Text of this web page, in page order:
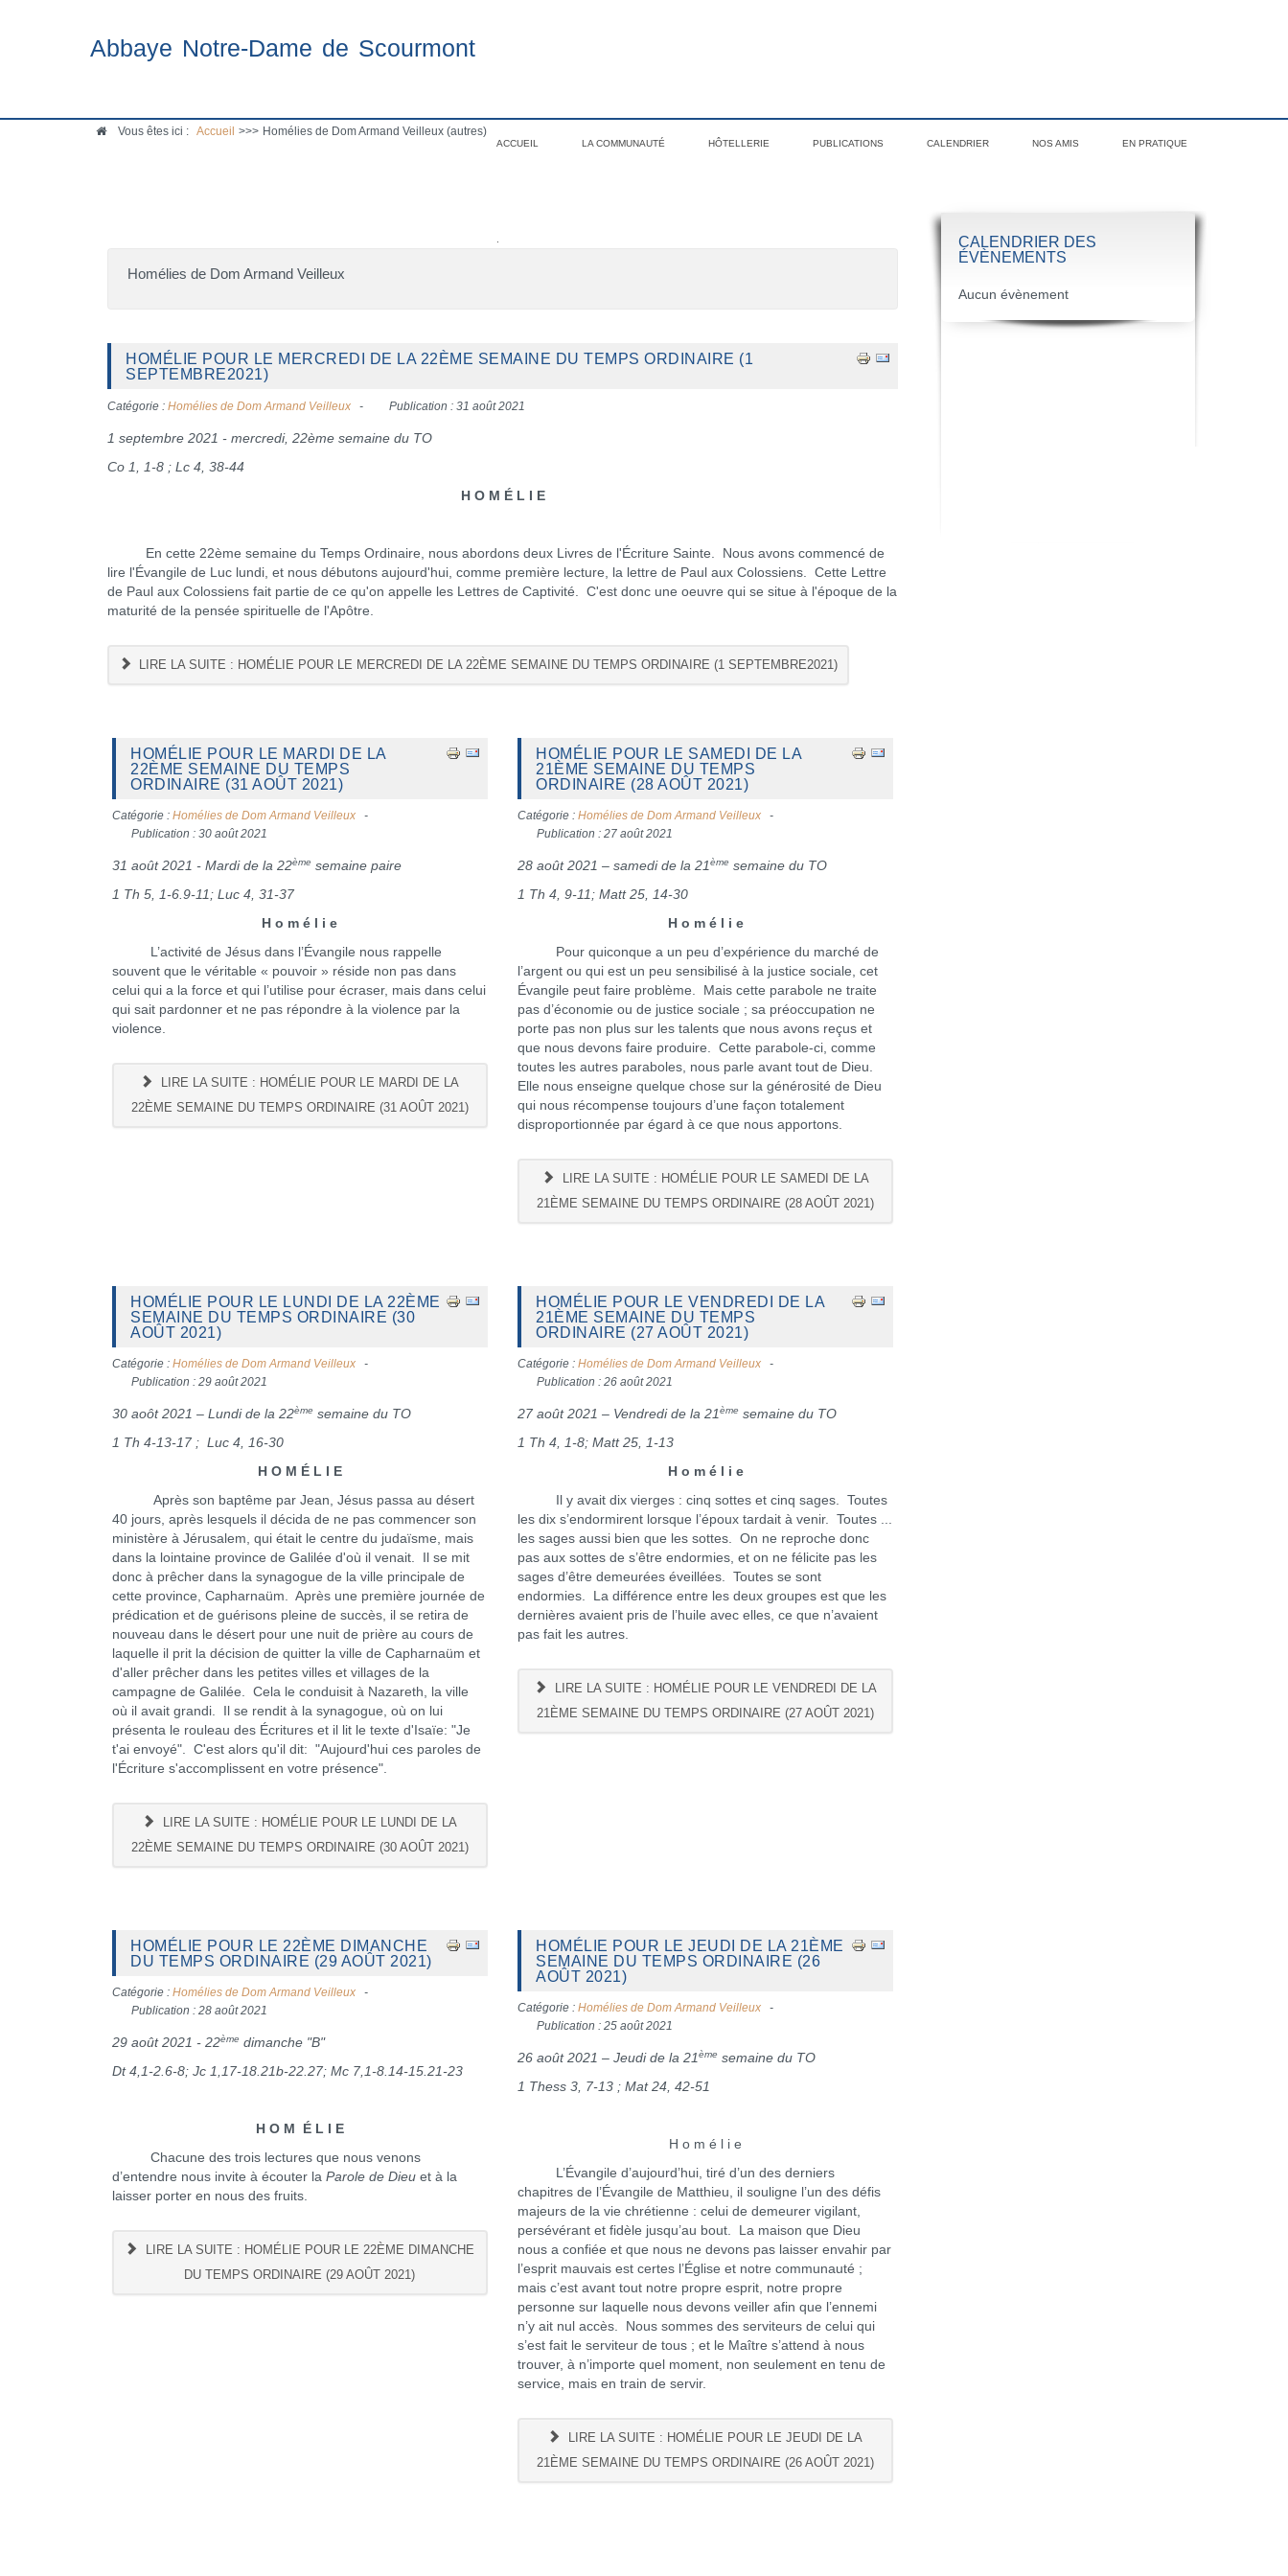
Abbaye Notre-Dame de Scourmont
ACCUEIL LA COMMUNAUTÉ HÔTELLERIE PUBLICATIONS CALENDRIER NOS AMIS EN PRATIQUE
Vous êtes ici : Accueil >>> Homélies de Dom Armand Veilleux (autres)
Homélies de Dom Armand Veilleux
HOMÉLIE POUR LE MERCREDI DE LA 22ÈME SEMAINE DU TEMPS ORDINAIRE (1
SEPTEMBRE2021)
Catégorie : Homélies de Dom Armand Veilleux Publication : 31 août 2021
1 septembre 2021 - mercredi, 22ème semaine du TO
Co 1, 1-8 ; Lc 4, 38-44
H O M É L I E
En cette 22ème semaine du Temps Ordinaire, nous abordons deux Livres de l'Écriture Sainte. Nous avons commencé de
lire l'Évangile de Luc lundi, et nous débutons aujourd'hui, comme première lecture, la lettre de Paul aux Colossiens. Cette Lettre
de Paul aux Colossiens fait partie de ce qu'on appelle les Lettres de Captivité. C'est donc une oeuvre qui se situe à l'époque de la
maturité de la pensée spirituelle de l'Apôtre.
LIRE LA SUITE : HOMÉLIE POUR LE MERCREDI DE LA 22ÈME SEMAINE DU TEMPS ORDINAIRE (1 SEPTEMBRE2021)
HOMÉLIE POUR LE MARDI DE LA
22ÈME SEMAINE DU TEMPS
ORDINAIRE (31 AOÛT 2021)
Catégorie : Homélies de Dom Armand Veilleux
Publication : 30 août 2021
31 août 2021 - Mardi de la 22ème semaine paire
1 Th 5, 1-6.9-11; Luc 4, 31-37
H o m é l i e
L’activité de Jésus dans l’Évangile nous rappelle
souvent que le véritable « pouvoir » réside non pas dans
celui qui a la force et qui l’utilise pour écraser, mais dans celui
qui sait pardonner et ne pas répondre à la violence par la
violence.
LIRE LA SUITE : HOMÉLIE POUR LE MARDI DE LA
22ÈME SEMAINE DU TEMPS ORDINAIRE (31 AOÛT 2021)
HOMÉLIE POUR LE SAMEDI DE LA
21ÈME SEMAINE DU TEMPS
ORDINAIRE (28 AOÛT 2021)
Catégorie :Homélies de Dom Armand Veilleux
Publication : 27 août 2021
28 août 2021 – samedi de la 21ème semaine du TO
1 Th 4, 9-11; Matt 25, 14-30
H o m é l i e
Pour quiconque a un peu d’expérience du marché de
l’argent ou qui est un peu sensibilisé à la justice sociale, cet
Évangile peut faire problème. Mais cette parabole ne traite
pas d’économie ou de justice sociale ; sa préoccupation ne
porte pas non plus sur les talents que nous avons reçus et
que nous devons faire produire. Cette parabole-ci, comme
toutes les autres paraboles, nous parle avant tout de Dieu.
Elle nous enseigne quelque chose sur la générosité de Dieu
qui nous récompense toujours d’une façon totalement
disproportionnée par égard à ce que nous apportons.
LIRE LA SUITE : HOMÉLIE POUR LE SAMEDI DE LA
21ÈME SEMAINE DU TEMPS ORDINAIRE (28 AOÛT 2021)
HOMÉLIE POUR LE LUNDI DE LA 22ÈME
SEMAINE DU TEMPS ORDINAIRE (30
AOÛT 2021)
Catégorie : Homélies de Dom Armand Veilleux
Publication : 29 août 2021
30 aoôt 2021 – Lundi de la 22ème semaine du TO
1 Th 4-13-17 ; Luc 4, 16-30
H O M É L I E
Après son baptême par Jean, Jésus passa au désert
40 jours, après lesquels il décida de ne pas commencer son
ministère à Jérusalem, qui était le centre du judaïsme, mais
dans la lointaine province de Galilée d'où il venait. Il se mit
donc à prêcher dans la synagogue de la ville principale de
cette province, Capharnaüm. Après une première journée de
prédication et de guérisons pleine de succès, il se retira de
nouveau dans le désert pour une nuit de prière au cours de
laquelle il prit la décision de quitter la ville de Capharnaüm et
d'aller prêcher dans les petites villes et villages de la
campagne de Galilée. Cela le conduisit à Nazareth, la ville
où il avait grandi. Il se rendit à la synagogue, où on lui
présenta le rouleau des Écritures et il lit le texte d'Isaïe: "Je
t'ai envoyé". C'est alors qu'il dit: "Aujourd'hui ces paroles de
l'Écriture s'accomplissent en votre présence".
LIRE LA SUITE : HOMÉLIE POUR LE LUNDI DE LA
22ÈME SEMAINE DU TEMPS ORDINAIRE (30 AOÛT 2021)
HOMÉLIE POUR LE VENDREDI DE LA
21ÈME SEMAINE DU TEMPS
ORDINAIRE (27 AOÛT 2021)
Catégorie :Homélies de Dom Armand Veilleux
Publication : 26 août 2021
27 août 2021 – Vendredi de la 21ème semaine du TO
1 Th 4, 1-8; Matt 25, 1-13
H o m é l i e
Il y avait dix vierges : cinq sottes et cinq sages. Toutes
les dix s’endormirent lorsque l’époux tardait à venir. Toutes ...
les sages aussi bien que les sottes. On ne reproche donc
pas aux sottes de s’être endormies, et on ne félicite pas les
sages d’être demeurées éveillées. Toutes se sont
endormies. La différence entre les deux groupes est que les
dernières avaient pris de l’huile avec elles, ce que n’avaient
pas fait les autres.
LIRE LA SUITE : HOMÉLIE POUR LE VENDREDI DE LA
21ÈME SEMAINE DU TEMPS ORDINAIRE (27 AOÛT 2021)
HOMÉLIE POUR LE 22ÈME DIMANCHE
DU TEMPS ORDINAIRE (29 AOÛT 2021)
Catégorie : Homélies de Dom Armand Veilleux
Publication : 28 août 2021
29 août 2021 - 22ème dimanche "B"
Dt 4,1-2.6-8; Jc 1,17-18.21b-22.27; Mc 7,1-8.14-15.21-23
H O M É L I E
Chacune des trois lectures que nous venons
d’entendre nous invite à écouter la Parole de Dieu et à la
laisser porter en nous des fruits.
LIRE LA SUITE : HOMÉLIE POUR LE 22ÈME DIMANCHE
DU TEMPS ORDINAIRE (29 AOÛT 2021)
HOMÉLIE POUR LE JEUDI DE LA 21ÈME
SEMAINE DU TEMPS ORDINAIRE (26
AOÛT 2021)
Catégorie :Homélies de Dom Armand Veilleux
Publication : 25 août 2021
26 août 2021 – Jeudi de la 21ème semaine du TO
1 Thess 3, 7-13 ; Mat 24, 42-51
H o m é l i e
L’Évangile d’aujourd’hui, tiré d’un des derniers
chapitres de l’Évangile de Matthieu, il souligne l’un des défis
majeurs de la vie chrétienne : celui de demeurer vigilant,
persévérant et fidèle jusqu’au bout. La maison que Dieu
nous a confiée et que nous ne devons pas laisser envahir par
l’esprit mauvais est certes l’Église et notre communauté ;
mais c’est avant tout notre propre esprit, notre propre
personne sur laquelle nous devons veiller afin que l’ennemi
n’y ait nul accès. Nous sommes des serviteurs de celui qui
s’est fait le serviteur de tous ; et le Maître s’attend à nous
trouver, à n’importe quel moment, non seulement en tenu de
service, mais en train de servir.
LIRE LA SUITE : HOMÉLIE POUR LE JEUDI DE LA
21ÈME SEMAINE DU TEMPS ORDINAIRE (26 AOÛT 2021)
CALENDRIER DES
ÉVÈNEMENTS
Aucun évènement